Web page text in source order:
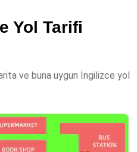
Yol Tarifi
ve buna uygun İngilizce yol